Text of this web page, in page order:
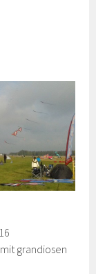
mit grandiosen